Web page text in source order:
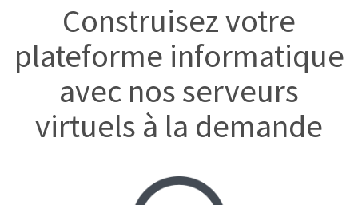
Construisez votre
plateforme informatique
avec nos serveurs
virtuels à la demande